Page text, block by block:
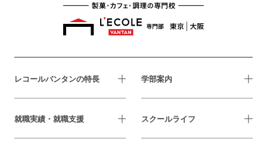
レコールバンタンの特長 学部案内
就職実績・就職支援 スクールライフ